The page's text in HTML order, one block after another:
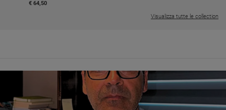
Scuola
Adolescenza
€ 64,50
Visualizza tutte le collection